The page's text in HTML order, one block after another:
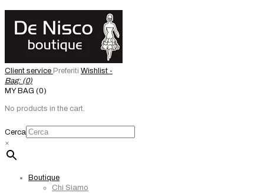
Client service Preferiti Wishlist -
Bag: (0)
MY BAG (0)
No products in the cart.
Cerca
×
Boutique
Chi Siamo